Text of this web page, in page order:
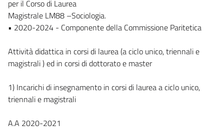
per il Corso di Laurea
Magistrale LM88 –Sociologia.
• 2020-2024 - Componente della Commissione Paritetica
Attività didattica in corsi di laurea (a ciclo unico, triennali e
magistrali ) ed in corsi di dottorato e master
1) Incarichi di insegnamento in corsi di laurea a ciclo unico,
triennali e magistrali
A.A 2020-2021